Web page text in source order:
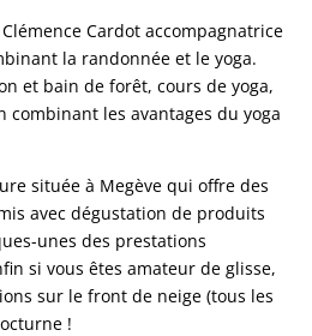
Cardot accompagnatrice
la randonnée et le yoga.
et bain de forêt, cours de yoga,
les avantages du yoga
située à Megève qui offre des
avec dégustation de produits
unes des prestations
si vous êtes amateur de glisse,
sur le front de neige (tous les
!